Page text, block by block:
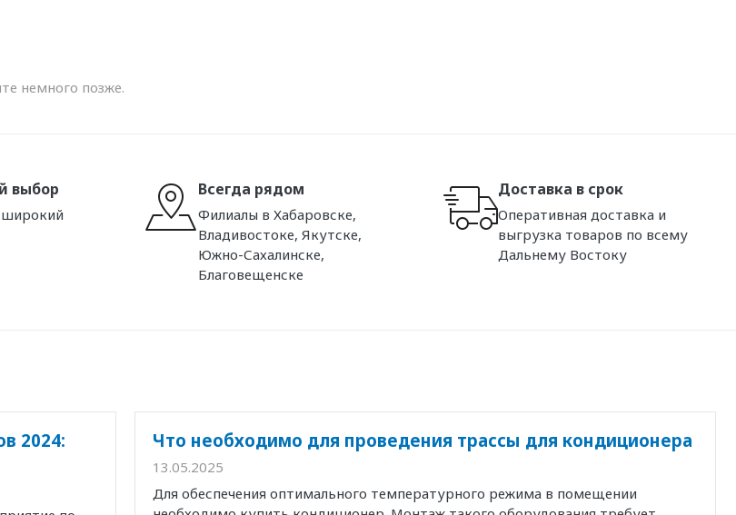
немного позже.
выбор Всегда рядом
Филиалы в Хабаровске,
Владивостоке, Якутске,
Южно-Сахалинске,
Благовещенске
Доставка в срок
Оперативная доставка и
выгрузка товаров по всему
Дальнему Востоку
2024:
Что необходимо для проведения трассы для кондиционера
13.05.2025
Для обеспечения оптимального температурного режима в помещении